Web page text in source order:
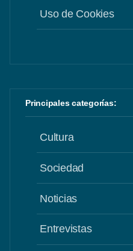
Uso de Cookies
Principales categorías:
Cultura
Sociedad
Noticias
Entrevistas